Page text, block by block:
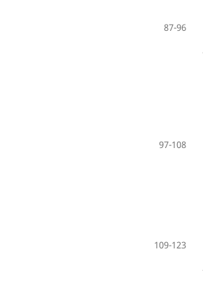
87-96
97-108
109-123